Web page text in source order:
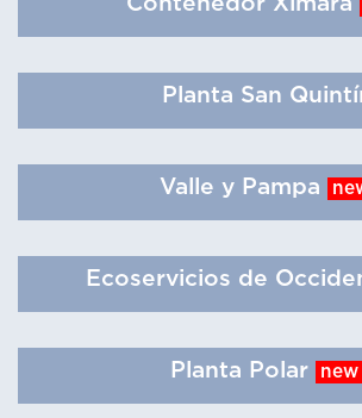
Planta San
Valle y Pampa
Ecoservicios de
Planta Polar new